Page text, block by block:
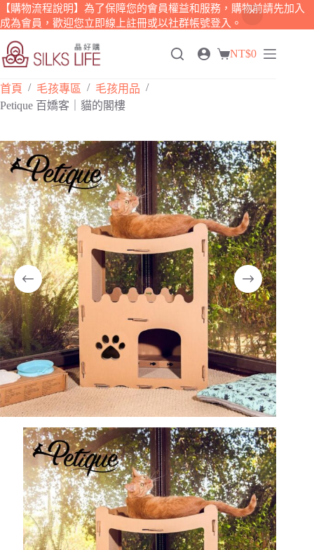
【購物流程說明】為了保障您的會員權益和服務，購物前請先加入
成為會員，歡迎您立即線上註冊或以社群帳號登入。
至
要
內
購
NT$0
首頁 / 毛孩專區 / 毛孩用品 /
Petique 百嬌客｜貓的閣樓